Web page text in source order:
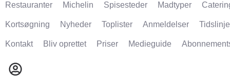
Restauranter Michelin Spisesteder Madtyper
Kortsøgning Nyheder Toplister Anmeldelser Tidslinje
Kontakt Bliv oprettet Priser Medieguide